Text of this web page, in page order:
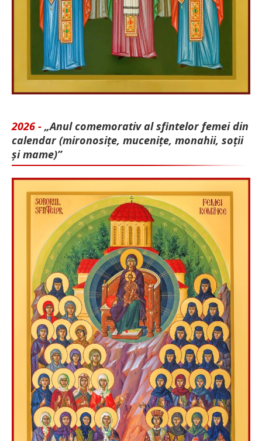
2026 - „Anul comemorativ al sfintelor femei din
calendar (mironosițe, mu­cenițe, monahii, soții
și mame)”